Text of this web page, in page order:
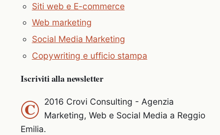
Siti web e E-commerce
Web marketing
Social Media Marketing
Copywriting e ufficio stampa
Iscriviti alla newsletter
© 2016 Crovi Consulting - Agenzia
Marketing, Web e Social Media a Reggio
Emilia.